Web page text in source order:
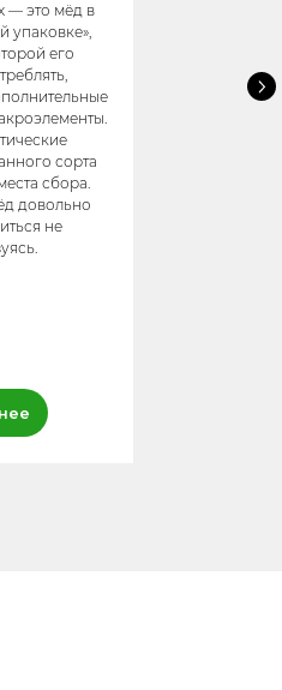
— это мёд в
упаковке»,
его
сорта
сбора.
довольно
не